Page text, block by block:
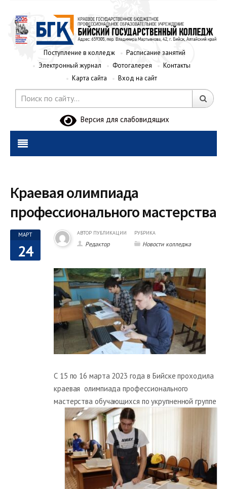
Поступление в колледж
Расписание занятий
Электронный журнал
Фотогалерея
Контакты
Карта сайта
Вход на сайт
Версия для слабовидящих
Краевая олимпиада
профессионального мастерства
МАРТ
24
АВТОР ПУБЛИКАЦИИ
Редактор
РУБРИКА
Новости колледжа
С 15 по 16 марта 2023 года в Бийске проходила
краевая олимпиада профессионального
мастерства обучающихся по укрупненной группе